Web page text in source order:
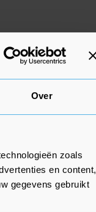
Over
zoals
en content,
gegevens gebruikt